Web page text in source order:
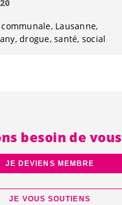
Lausanne
drogue santé social
besoin de vous
JE DEVIENS MEMBRE
JE VOUS SOUTIENS